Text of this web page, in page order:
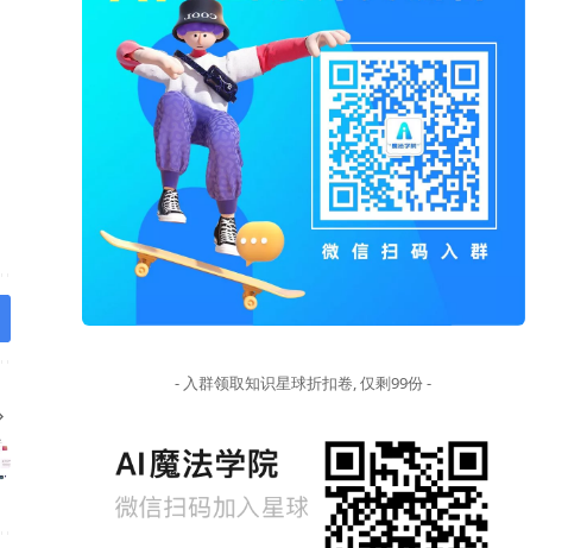
- 入群领取知识星球折扣卷, 仅剩99份 -